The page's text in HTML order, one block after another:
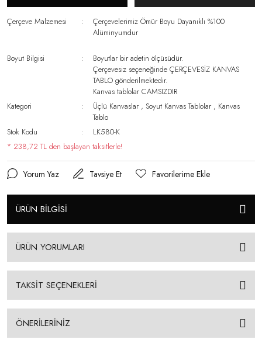
Çerçeve Malzemesi
Çerçevelerimiz Ömür Boyu Dayanıklı %100
Alüminyumdur
Boyut Bilgisi
Boyutlar bir adetin ölçüsüdür.
Çerçevesiz seçeneğinde ÇERÇEVESİZ KANVAS
TABLO gönderilmektedir.
Kanvas tablolar CAMSIZDIR
Kategori
Üçlü Kanvaslar ,Soyut Kanvas Tablolar , Kanvas
Tablo
Stok Kodu
LK580-K
* 238,72 TL den başlayan taksitlerle!
Yorum Yaz Tavsiye Et
ÜRÜN BİLGİSİ
ÜRÜN YORUMLARI
TAKSİT SEÇENEKLERİ
ÖNERİLERİNİZ